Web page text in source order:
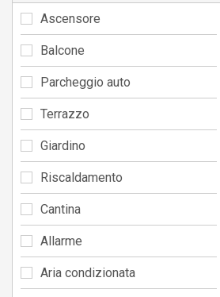
Ascensore
Balcone
Parcheggio auto
Terrazzo
Giardino
Riscaldamento
Cantina
Allarme
Aria condizionata